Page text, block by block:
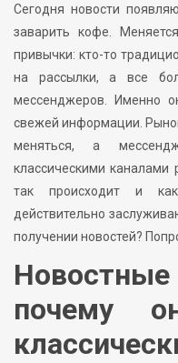
Сегодня новости
заварить кофе.
привычки: кто-то
на рассылки, а все
мессенджеров. Именно
свежей информации.
меняться, а
классическими каналами
так происходит и
действительно
получении новостей?
почему